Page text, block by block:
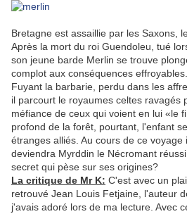
Bretagne est assaillie par les Saxons,
Après la mort du roi Guendoleu, tué
son jeune barde Merlin se trouve
complot aux conséquences effroyables.
Fuyant la barbarie, perdu dans les
il parcourt le royaumes celtes ravagés
méfiance de ceux qui voient en lui «le
profond de la forêt, pourtant, l'enfant
étranges alliés. Au cours de ce voyage
deviendra Myrddin le Nécromant
secret qui pèse sur ses origines?
La critique de Mr K: C'est avec un
retrouvé Jean Louis Fetjaine, l'auteur
j'avais adoré lors de ma lecture. Avec